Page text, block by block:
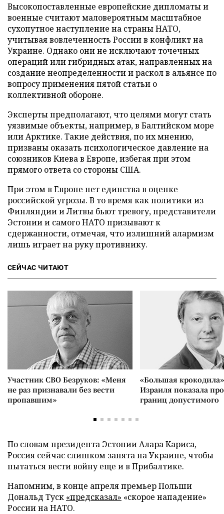
Высокопоставленные европейские дипломаты и
военные считают маловероятным масштабное
сухопутное наступление на страны НАТО,
учитывая вовлеченность России в конфликт на
Украине. Однако они не исключают точечных
операций или гибридных атак, направленных на
создание неопределенности и раскол в альянсе по
вопросу применения пятой статьи о
коллективной обороне.
Эксперты предполагают, что целями могут стать
уязвимые объекты, например, в Балтийском море
или Арктике. Такие действия, по их мнению,
призваны оказать психологическое давление на
союзников Киева в Европе, избегая при этом
прямого ответа со стороны США.
При этом в Европе нет единства в оценке
российской угрозы. В то время как политики из
Финляндии и Литвы бьют тревогу, представители
Эстонии и самого НАТО призывают к
сдержанности, отмечая, что излишний алармизм
лишь играет на руку противнику.
СЕЙЧАС ЧИТАЮТ
Участник СВО Безруков: «Меня
не раз признавали без вести
пропавшим»
«Большая
Израиля показала
границ допустимого
По словам президента Эстонии Алара Кариса,
Россия сейчас слишком занята на Украине, чтобы
пытаться вести войну еще и в Прибалтике.
Напомним, в конце апреля премьер Польши
Дональд Туск «предсказал» «скорое нападение»
России на НАТО.